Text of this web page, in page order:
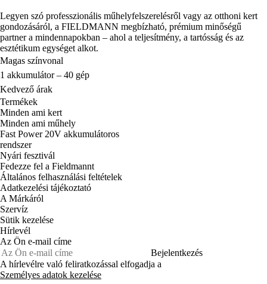
Legyen szó professzionális műhelyfelszerelésről vagy az otthoni kert
gondozásáról, a FIELDMANN megbízható, prémium minőségű
partner a mindennapokban – ahol a teljesítmény, a tartósság és az
esztétikum egységet alkot.
Magas színvonal
1 akkumulátor – 40 gép
Kedvező árak
Termékek
Minden ami kert
Minden ami műhely
Fast Power 20V akkumulátoros
rendszer
Nyári fesztivál
Fedezze fel a Fieldmannt
Általános felhasználási feltételek
Adatkezelési tájékoztató
A Márkáról
Szervíz
Sütik kezelése
Hírlevél
Az Ön e-mail címe
Bejelentkezés
A hírlevélre való feliratkozással elfogadja a
Személyes adatok kezelése